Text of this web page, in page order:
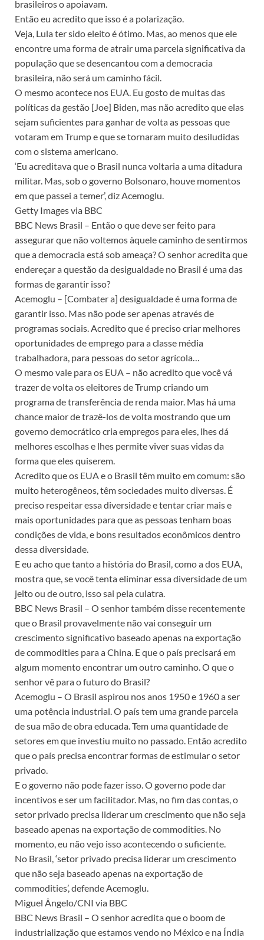
brasileiros o apoiavam.
Então eu acredito que isso é a polarização.
Veja, Lula ter sido eleito é ótimo. Mas, ao menos que ele
encontre uma forma de atrair uma parcela significativa da
população que se desencantou com a democracia
brasileira, não será um caminho fácil.
O mesmo acontece nos EUA. Eu gosto de muitas das
políticas da gestão [Joe] Biden, mas não acredito que elas
sejam suficientes para ganhar de volta as pessoas que
votaram em Trump e que se tornaram muito desiludidas
com o sistema americano.
‘Eu acreditava que o Brasil nunca voltaria a uma ditadura
militar. Mas, sob o governo Bolsonaro, houve momentos
em que passei a temer’, diz Acemoglu.
Getty Images via BBC
BBC News Brasil – Então o que deve ser feito para
assegurar que não voltemos àquele caminho de sentirmos
que a democracia está sob ameaça? O senhor acredita que
endereçar a questão da desigualdade no Brasil é uma das
formas de garantir isso?
Acemoglu – [Combater a] desigualdade é uma forma de
garantir isso. Mas não pode ser apenas através de
programas sociais. Acredito que é preciso criar melhores
oportunidades de emprego para a classe média
trabalhadora, para pessoas do setor agrícola…
O mesmo vale para os EUA – não acredito que você vá
trazer de volta os eleitores de Trump criando um
programa de transferência de renda maior. Mas há uma
chance maior de trazê-los de volta mostrando que um
governo democrático cria empregos para eles, lhes dá
melhores escolhas e lhes permite viver suas vidas da
forma que eles quiserem.
Acredito que os EUA e o Brasil têm muito em comum: são
muito heterogêneos, têm sociedades muito diversas. É
preciso respeitar essa diversidade e tentar criar mais e
mais oportunidades para que as pessoas tenham boas
condições de vida, e bons resultados econômicos dentro
dessa diversidade.
E eu acho que tanto a história do Brasil, como a dos EUA,
mostra que, se você tenta eliminar essa diversidade de um
jeito ou de outro, isso sai pela culatra.
BBC News Brasil – O senhor também disse recentemente
que o Brasil provavelmente não vai conseguir um
crescimento significativo baseado apenas na exportação
de commodities para a China. E que o país precisará em
algum momento encontrar um outro caminho. O que o
senhor vê para o futuro do Brasil?
Acemoglu – O Brasil aspirou nos anos 1950 e 1960 a ser
uma potência industrial. O país tem uma grande parcela
de sua mão de obra educada. Tem uma quantidade de
setores em que investiu muito no passado. Então acredito
que o país precisa encontrar formas de estimular o setor
privado.
E o governo não pode fazer isso. O governo pode dar
incentivos e ser um facilitador. Mas, no fim das contas, o
setor privado precisa liderar um crescimento que não seja
baseado apenas na exportação de commodities. No
momento, eu não vejo isso acontecendo o suficiente.
No Brasil, ‘setor privado precisa liderar um crescimento
que não seja baseado apenas na exportação de
commodities’, defende Acemoglu.
Miguel Ângelo/CNI via BBC
BBC News Brasil – O senhor acredita que o boom de
industrialização que estamos vendo no México e na Índia